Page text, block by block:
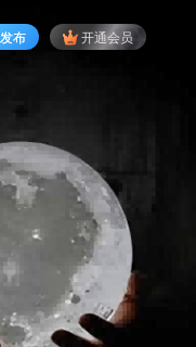
发布 开通会员